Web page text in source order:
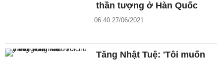
thần tượng ở Hàn Quốc
06:40 27/06/2021
Tăng Nhật Tuệ: 'Tôi muốn